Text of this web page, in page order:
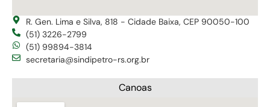
R. Gen. Lima e Silva, 818 - Cidade Baixa, CEP 90050-100
(51) 3226-2799
(51) 99894-3814
secretaria@sindipetro-rs.org.br
Canoas